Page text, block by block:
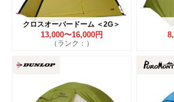
クロスオーバードーム ＜2G＞
13,000〜16,000円
（ランク：）